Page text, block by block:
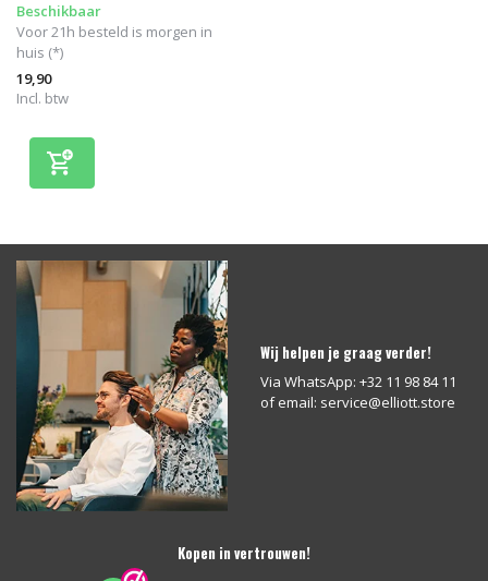
Beschikbaar
Voor 21h besteld is morgen in
huis (*)
19,90
Incl. btw
Wij helpen je graag verder!
Via WhatsApp: +32 11 98 84 11
of email: service@elliott.store
Kopen in vertrouwen!